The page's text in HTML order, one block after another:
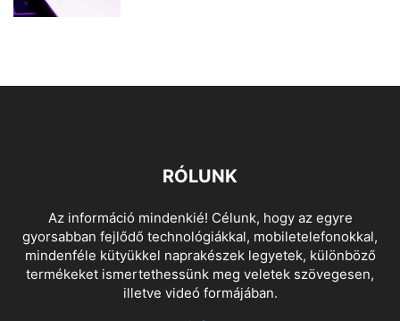
RÓLUNK
Az információ mindenkié! Célunk, hogy az egyre
gyorsabban fejlődő technológiákkal, mobiletelefonokkal,
mindenféle kütyükkel naprakészek legyetek, különböző
termékeket ismertethessünk meg veletek szövegesen,
illetve videó formájában.